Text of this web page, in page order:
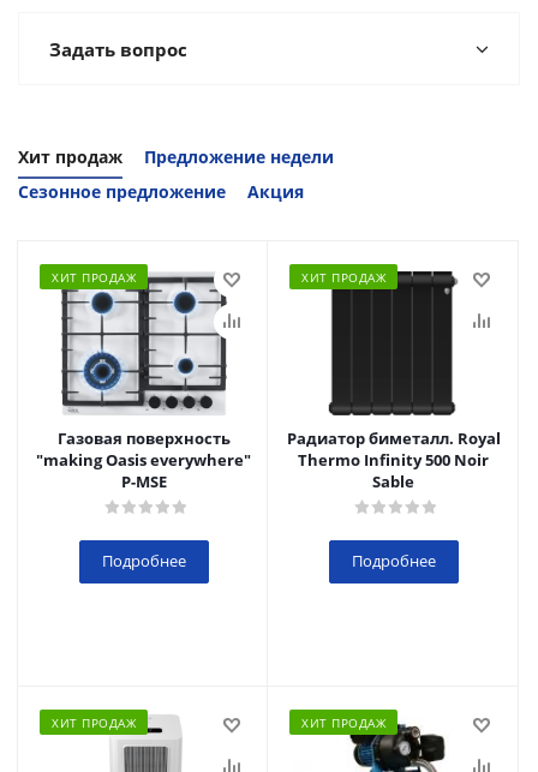
Задать вопрос
Хит продаж
Предложение недели
Сезонное предложение
Акция
ХИТ ПРОДАЖ
Газовая поверхность
"making Oasis everywhere"
P-MSE
Подробнее
ХИТ ПРОДАЖ
Радиатор биметалл. Royal
Thermo Infinity 500 Noir
Sable
Подробнее
ХИТ ПРОДАЖ ХИТ ПРОДАЖ